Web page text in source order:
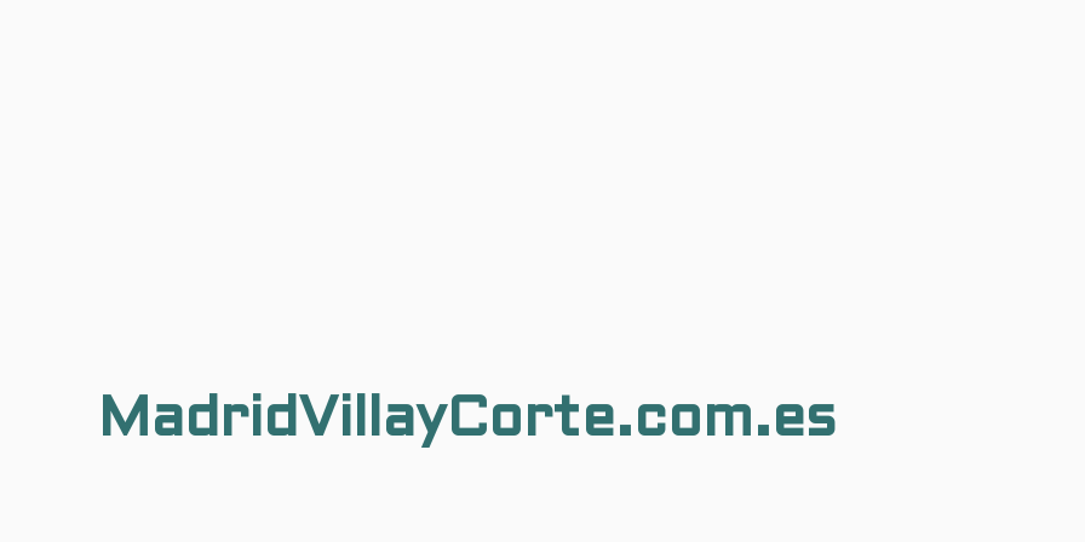
MadridVillayCorte.com.es